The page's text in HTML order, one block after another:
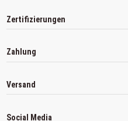
Zertifizierungen
Zahlung
Versand
Social Media